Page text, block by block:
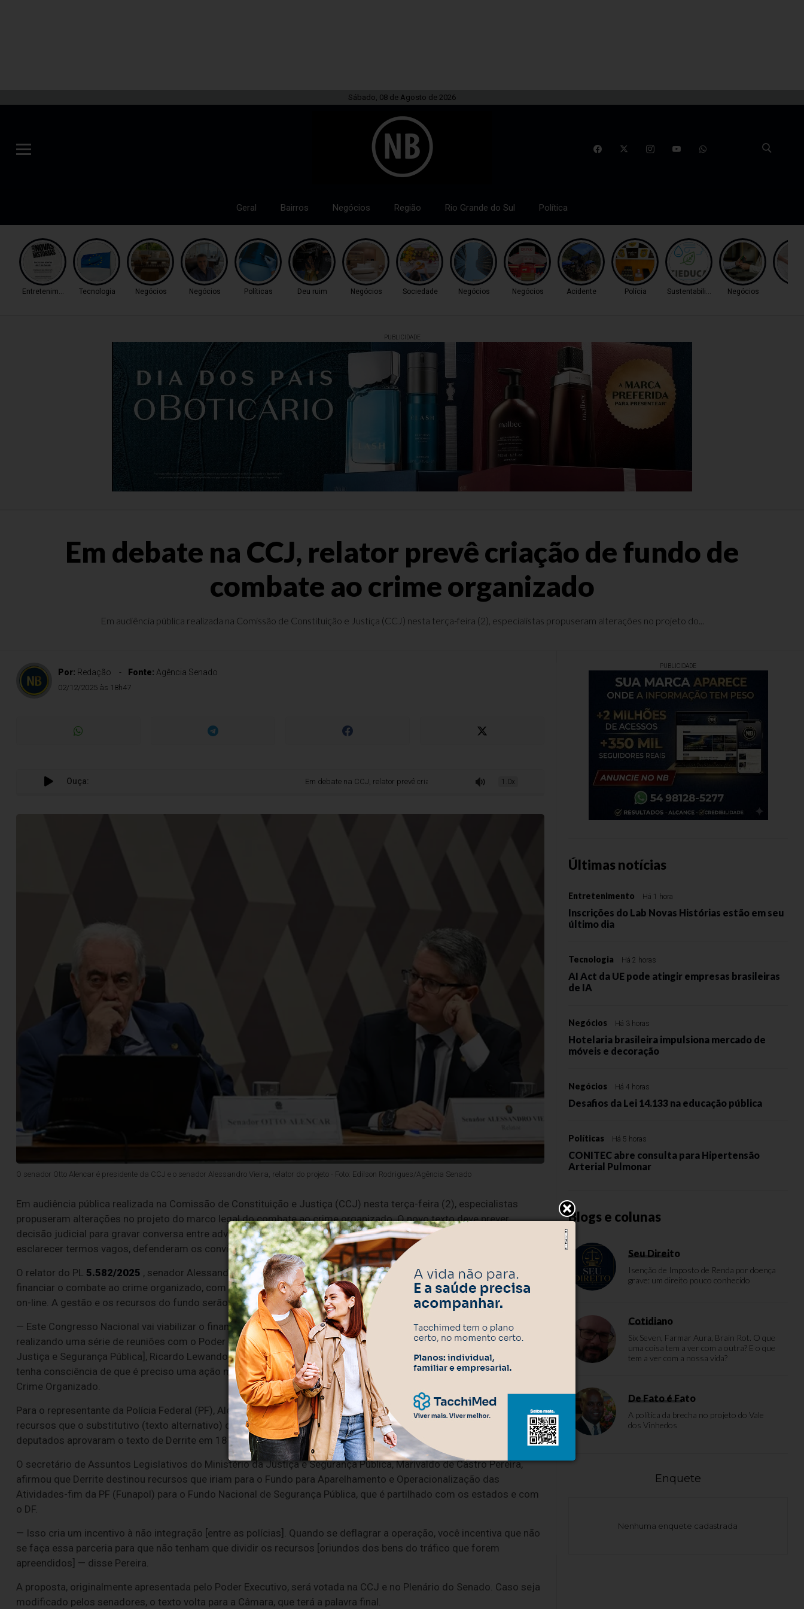
Sábado, 08 de Agosto de 2026
Geral Bairros Negócios Região Rio Grande do Sul Política
Entretenimento Tecnologia Negócios Negócios Políticas Deu ruim Negócios Sociedade Negócios Negócios Acidente Polícia Sustentabilidade Negócios
PUBLICIDADE
Em debate na CCJ, relator prevê criação de fundo de
combate ao crime organizado
Em audiência pública realizada na Comissão de Constituição e Justiça (CCJ) nesta terça-feira (2), especialistas propuseram alterações no projeto do...
Por: Redação Fonte: Agência Senado
02/12/2025 às 18h47
Ouça: Em debate na CCJ, relator prevê criação de fundo de combate ao crime organizado
1.0x
O senador Otto Alencar é presidente da CCJ e o senador Alessandro Vieira, relator do projeto - Foto: Edilson Rodrigues/Agência Senado
Em audiência pública realizada na Comissão de Constituição e Justiça (CCJ) nesta terça-feira (2), especialistas
propuseram alterações no projeto do marco legal do combate ao crime organizado. O novo texto deve prever
decisão judicial para gravar conversa entre advogados e investigados, proteger jurados em tribunais do júri e
esclarecer termos vagos, defenderam os convidados.
O relator do PL 5.582/2025 , senador Alessandro Vieira (MDB-SE), afirmou que proporá a criação de um fundo para
financiar o combate ao crime organizado, com recursos de um tributo a ser criado sobre as empresas de apostas
on-line. A gestão e os recursos do fundo serão compartilhados entre estados e União.
— Este Congresso Nacional vai viabilizar o financiamento necessário, eu não tenho a menor dúvida. Eu venho
realizando uma série de reuniões com o Poder Executivo, com os ministros [da Fazenda], Fernando Haddad, [da
Justiça e Segurança Pública], Ricardo Lewandowski e [do Planejamento e Orçamento]
Simone Tebet, para que a gente
tenha consciência de que é preciso uma ação mais contundente — disse Alessandro, que também é relator da CPI do
Crime Organizado.
Para o representante da Polícia Federal (PF), Alexandre Luiz Rollo Alves, o novo fundo pode evitar a diminuição de
recursos que o substitutivo (texto alternativo) do deputado Guilherme Derrite (PP-SP) "impôs à Polícia Federal". Os
deputados aprovaram o texto de Derrite em 18 de novembro.
O secretário de Assuntos Legislativos do Ministério da Justiça e Segurança Pública, Marivaldo de Castro Pereira,
afirmou que Derrite destinou recursos que iriam para o Fundo para Aparelhamento e Operacionalização das
Atividades-fim da PF (Funapol) para o Fundo Nacional de Segurança Pública, que é partilhado com os estados e com
o DF.
— Isso cria um incentivo à não integração [entre as polícias]. Quando se deflagrar a operação, você incentiva que não
se faça essa parceria para que não tenham que dividir os recursos [oriundos dos bens do tráfico que forem
apreendidos] — disse Pereira.
A proposta, originalmente apresentada pelo Poder Executivo, será votada na CCJ e no Plenário do Senado. Caso seja
modificado pelos senadores, o texto volta para a Câmara, que terá a palavra final.
PUBLICIDADE
Últimas notícias
Entretenimento Há 1 hora
Inscrições do Lab Novas Histórias estão em seu
último dia
Tecnologia Há 2 horas
AI Act da UE pode atingir empresas brasileiras
de IA
Negócios Há 3 horas
Hotelaria brasileira impulsiona mercado de
móveis e decoração
Negócios Há 4 horas
Desafios da Lei 14.133 na educação pública
Políticas Há 5 horas
CONITEC abre consulta para Hipertensão
Arterial Pulmonar
Blogs e colunas
Seu Direito
Isenção de Imposto de Renda por doença
grave: um direito pouco conhecido
Cotidiano
Six Seven, Farmar Aura, Brain Rot. O que
uma coisa tem a ver com a outra? E o que
tem a ver com a nossa vida?
De Fato é Fato
A política da brecha no projeto do Vale
dos Vinhedos
Enquete
Nenhuma enquete cadastrada